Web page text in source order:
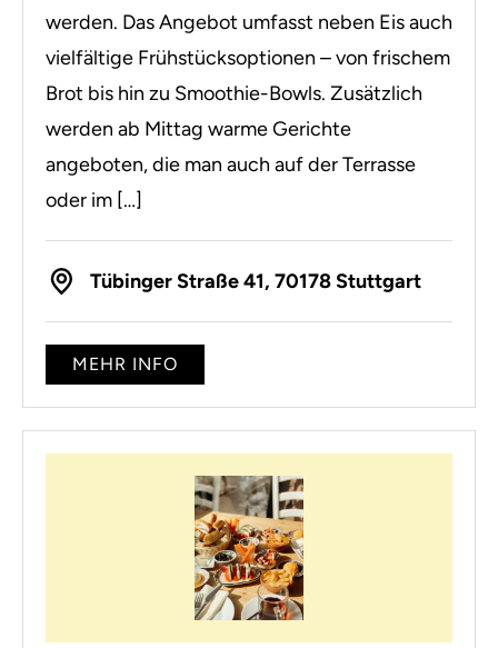
werden. Das Angebot umfasst neben Eis auch
vielfältige Frühstücksoptionen – von frischem
Brot bis hin zu Smoothie-Bowls. Zusätzlich
werden ab Mittag warme Gerichte
angeboten, die man auch auf der Terrasse
oder im […]
Tübinger Straße 41, 70178 Stuttgart
MEHR INFO